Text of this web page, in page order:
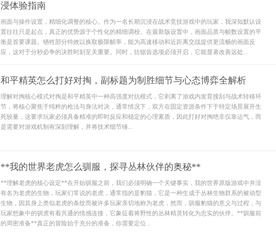
浸体验指南
画面与操作设置，精细化调整的核心。作为一名长期沉浸在战术竞技游戏中的玩家，我深知默认设
置往往只是起点，真正的优势源于个性化的精细调校。在最新版设置中，画面品质与帧数设置的平
衡是首要课题。牺牲部分特效以换取极限帧率，能为高速移动和近距离交战提供更流畅的画面反
应，这对于分秒必争的决胜时刻至关重要。同时，抗锯齿选项必须开启，它能显著改善远处...
和平精英怎么打好对掏，副标题为制胜细节与心态博弈全解析
理解对掏核心模式对掏是和平精英中一种高强度对抗模式，它剥离了游戏内发育搜刮与战术转移环
节，将核心聚焦于纯粹的枪法与身法对决，通常情况下，双方在固定资源条件下于特定场景展开生
死较量，这要求玩家必须具备精准的即时反应和稳定的心理素质，因此打好对掏绝非仅靠运气，而
是需要对游戏机制有深刻理解，并将技术细节锤...
**我的世界老虎怎么驯服，探寻丛林伙伴的奥秘**
**理解老虎的核心设定**在开始驯服之前，我们必须明确一个关键事实，我的世界原版游戏中并没
有名为老虎的生物，玩家们常说的老虎，通常指的是豹猫，它是一种生成于丛林生物群系的被动型
生物，因其身上类似老虎的条纹而被许多玩家亲切地称为老虎，然而，驯服豹猫的意义与过程，与
玩家想象中的驯虎有着共通的情感连接，它象征着将野性的丛林精灵转化为忠实的伙伴。**驯服前
的周密准备**真正的冒险始于充分的准备，你需要定位...